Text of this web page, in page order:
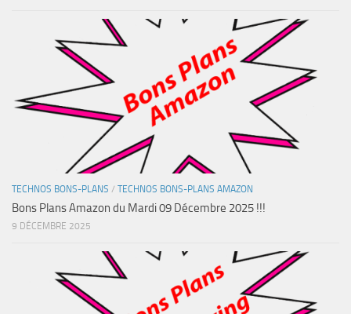
TECHNOS BONS-PLANS / TECHNOS BONS-PLANS AMAZON
Bons Plans Amazon du Mardi 09 Décembre 2025 !!!
9 DÉCEMBRE 2025